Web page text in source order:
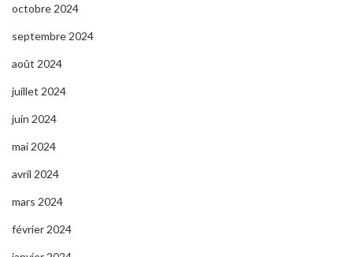
octobre 2024
septembre 2024
août 2024
juillet 2024
juin 2024
mai 2024
avril 2024
mars 2024
février 2024